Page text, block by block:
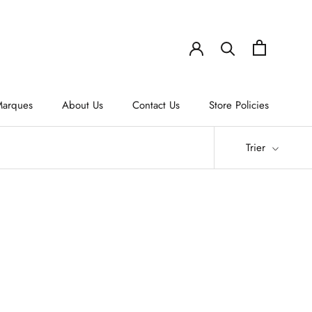
About Us
Contact Us
Store Policies
Trier